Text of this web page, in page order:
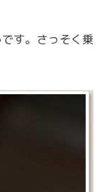
す。さっそく乗